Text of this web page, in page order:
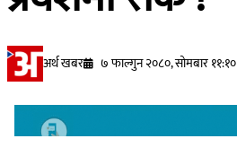
अर्थ खबर ७ फाल्गुन २०८०, सोमबार ११:१०